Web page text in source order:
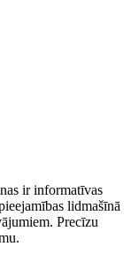
ir ​informatīvas
lidmašīnā
Precīzu